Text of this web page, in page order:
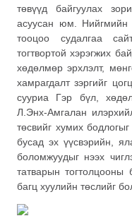
төвүүд байгуулах
асуусан юм. Нийгмийн
тооцоо судалгаа
тогтвортой хэрэгжих
хөдөлмөр эрхлэлт,
хамрагдалт зэргийг
сууриа Гэр бүл,
Л.Энх-Амгалан
төсвийг хумих
бусад эх үүсвэрийн,
боломжуудыг нээх
татварын
багц хуулийн төслийг